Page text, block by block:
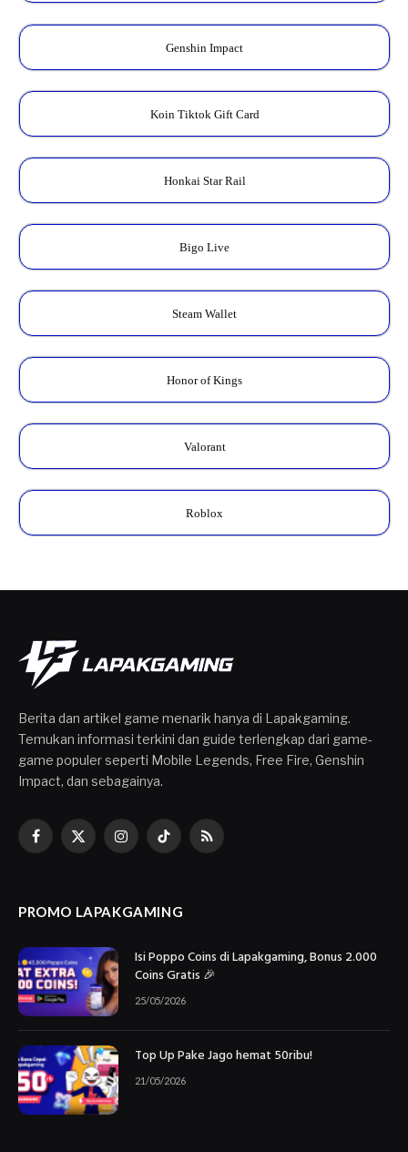
Genshin Impact
Koin Tiktok Gift Card
Honkai Star Rail
Bigo Live
Steam Wallet
Honor of Kings
Valorant
Roblox
Berita dan artikel game menarik hanya di Lapakgaming.
Temukan informasi terkini dan guide terlengkap dari game-
game populer seperti Mobile Legends, Free Fire, Genshin
Impact, dan sebagainya.
Facebook
X
InstagramTikTokRSS
PROMO LAPAKGAMING
Isi Poppo Coins di Lapakgaming, Bonus 2.000
Coins Gratis 🎉
25/05/2026
Top Up Pake Jago hemat 50ribu!
21/05/2026